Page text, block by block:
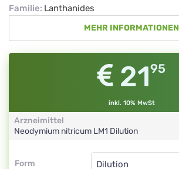
Familie: Lanthanides
MEHR INFORMATIONEN
2195
inkl. 10% MwSt
Arzneimittel
Neodymium nitricum LM1 Dilution
Form
Form